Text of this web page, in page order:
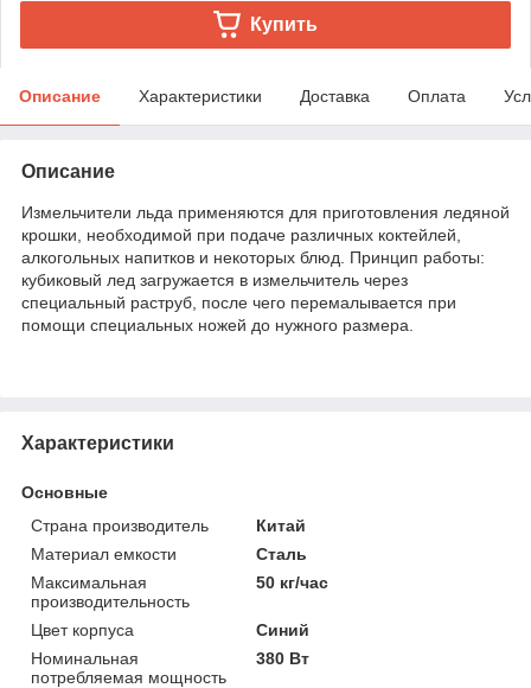
Купить
Описание Характеристики Доставка Оплата
Описание
Измельчители льда применяются для приготовления ледяной
крошки, необходимой при подаче различных коктейлей,
алкогольных напитков и некоторых блюд. Принцип работы:
кубиковый лед загружается в измельчитель через
специальный раструб, после чего перемалывается при
помощи специальных ножей до нужного размера.
Характеристики
Основные
Страна производитель
Китай
Материал емкости
Сталь
Максимальная
производительность
50 кг/час
Цвет корпуса
Синий
Номинальная
потребляемая мощность
380 Вт